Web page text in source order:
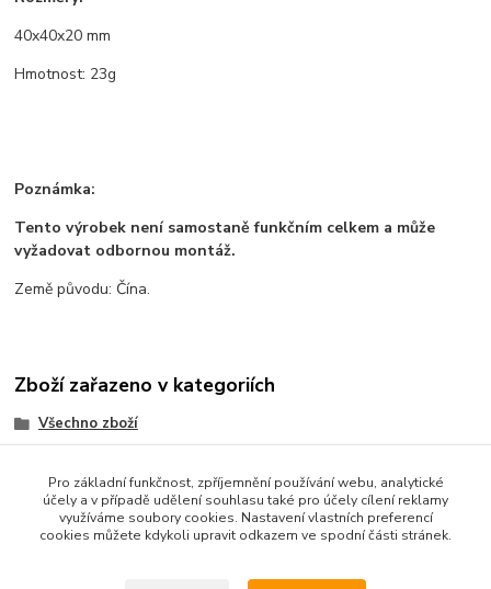
40x40x20 mm
Hmotnost: 23g
Poznámka:
Tento výrobek není samostaně funkčním celkem a může
vyžadovat odbornou montáž.
Země původu: Čína.
Zboží zařazeno v kategoriích
Všechno zboží
3D tisk a příslušenství
Ostatní
Pro základní funkčnost, zpříjemnění používání webu, analytické
účely a v případě udělení souhlasu také pro účely cílení reklamy
využíváme soubory cookies. Nastavení vlastních preferencí
cookies můžete kdykoli upravit odkazem ve spodní části stránek.